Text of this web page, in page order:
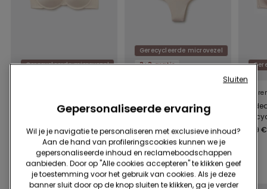
Gerecycleerde microvezel
Venice push-up bh met
vulling, van microvezel
19,99 €
Gerecycleerde microvezel
3+3 gratis
Brasiliano in
gerecycled microvezel,
zonder zoom
9,99 €
5
en
20,99 €
Voltooi de promotie3+3 gratis
Gepersonaliseerde ervaring
Wil je je navigatie te personaliseren met exclusieve inhoud?
Aan de hand van profileringscookies kunnen we je
gepersonaliseerde inhoud en reclameboodschappen
aanbieden. Door op "Alle cookies accepteren" te klikken geef
je toestemming voor het gebruik van cookies. Als je deze
banner sluit door op de knop sluiten te klikken, ga je verder
Sluiten